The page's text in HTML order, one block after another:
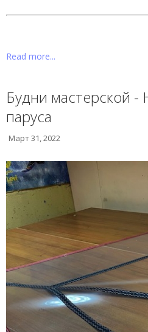
Read more...
Будни мастерской -
паруса
Март 31, 2022